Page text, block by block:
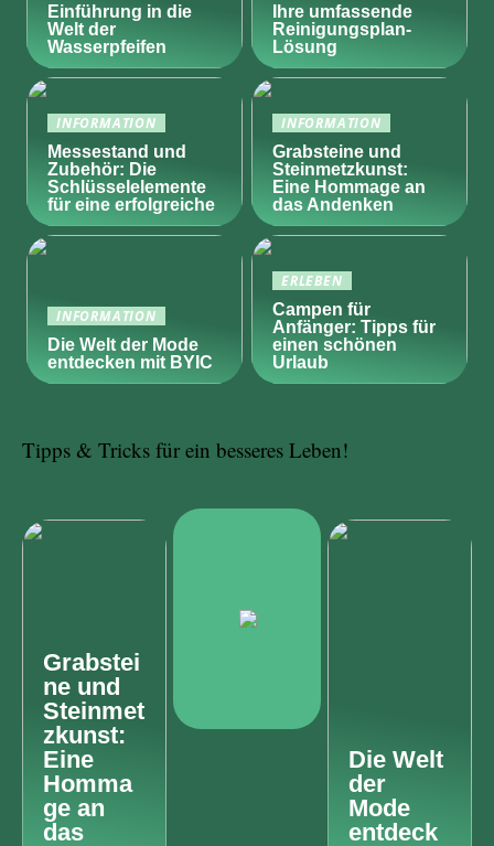
Einführung in die
Welt der
Wasserpfeifen
Ihre umfassende
Reinigungsplan-
Lösung
INFORMATION
Messestand und
Zubehör: Die
Schlüsselelemente
für eine erfolgreiche
INFORMATION
Grabsteine und
Steinmetzkunst:
Eine Hommage an
das Andenken
INFORMATION
Die Welt der Mode
entdecken mit BYIC
ERLEBEN
Campen für
Anfänger: Tipps für
einen schönen
Urlaub
Tipps & Tricks für ein besseres Leben!
Grabstei
ne und
Steinmet
zkunst:
Eine
Homma
ge an
das
Die Welt
der
Mode
entdeck